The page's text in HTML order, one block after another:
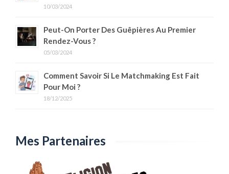
10/03/2024
Peut-On Porter Des Guêpières Au Premier
Rendez-Vous ?
05/03/2024
Comment Savoir Si Le Matchmaking Est Fait
Pour Moi ?
18/12/2025
Mes Partenaires